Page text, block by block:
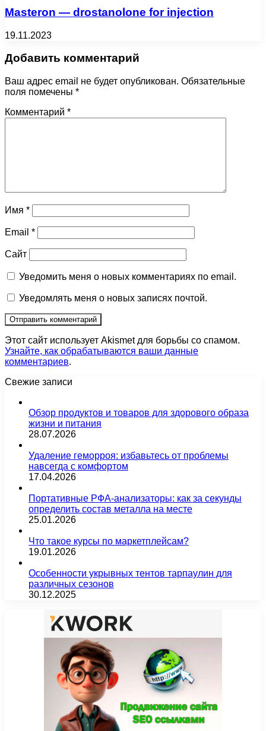
Masteron — drostanolone for injection
19.11.2023
Добавить комментарий
Ваш адрес email не будет опубликован. Обязательные
поля помечены *
Комментарий *
Имя *
Email *
Сайт
Уведомить меня о новых комментариях по email.
Уведомлять меня о новых записях почтой.
Этот сайт использует Akismet для борьбы со спамом.
Узнайте, как обрабатываются ваши данные
комментариев.
Свежие записи
Обзор продуктов и товаров для здорового образа
жизни и питания
28.07.2026
Удаление геморроя: избавьтесь от проблемы
навсегда с комфортом
17.04.2026
Портативные РФА-анализаторы: как за секунды
определить состав металла на месте
25.01.2026
Что такое курсы по маркетплейсам?
19.01.2026
Особенности укрывных тентов тарпаулин для
различных сезонов
30.12.2025